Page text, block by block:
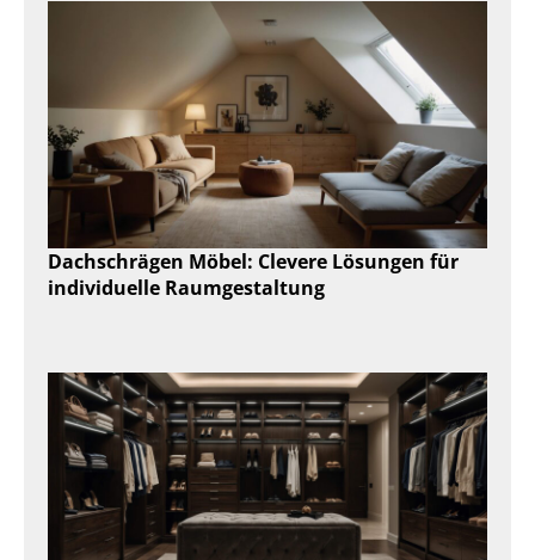
Dachschrägen Möbel: Clevere Lösungen für
individuelle Raumgestaltung